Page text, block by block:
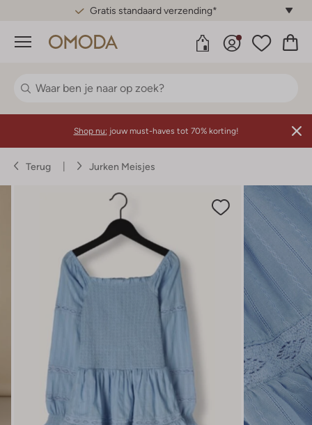
Gratis standaard verzending*
Menu
Shop nu: jouw must-haves tot 70% korting!
Terug Jurken Meisjes